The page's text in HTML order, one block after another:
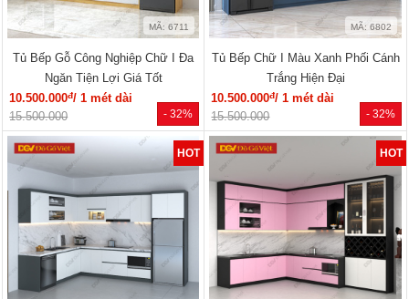
- 32%
MÃ: 6711
Tủ Bếp Gỗ Công Nghiệp Chữ I Đa
Ngăn Tiện Lợi Giá Tốt
10.500.000đ/ 1 mét dài
15.500.000
- 32%
MÃ: 6802
Tủ Bếp Chữ I Màu Xanh Phối Cánh
Trắng Hiện Đại
10.500.000đ/ 1 mét dài
15.500.000
HOT HOT